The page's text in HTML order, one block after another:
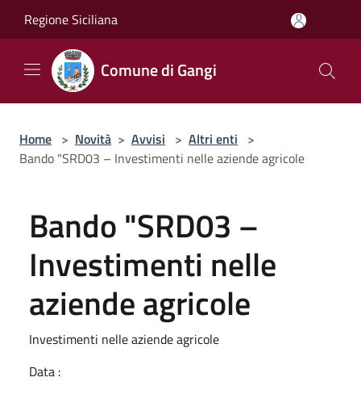
Regione Siciliana
Comune di Gangi
Home > Novità > Avvisi > Altri enti >
Bando "SRD03 – Investimenti nelle aziende agricole
Bando "SRD03 –
Investimenti nelle
aziende agricole
Investimenti nelle aziende agricole
Data :